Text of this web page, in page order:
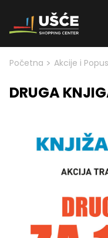
Skip to content
Početna > Akcije i
DRUGA